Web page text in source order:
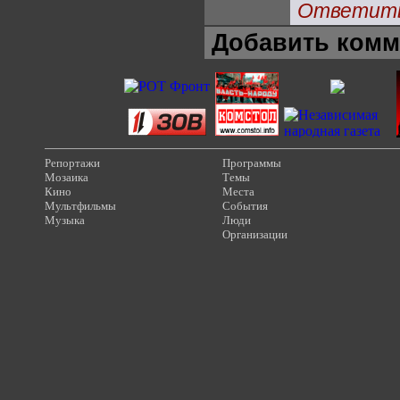
Добавить
Репортажи
Мозаика
Кино
Мультфильмы
Музыка
Программы
Темы
Места
События
Люди
Организации